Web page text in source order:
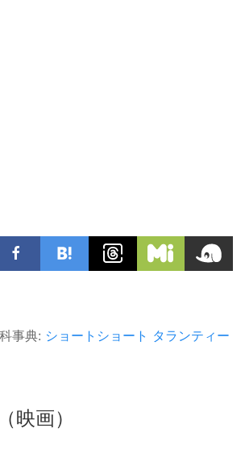
事典: ショートショート タランティー
映画）